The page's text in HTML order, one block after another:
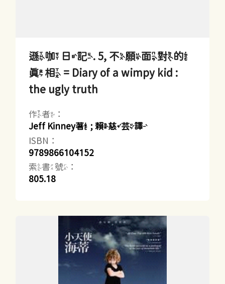
遜咖日記. 5, 不願面對的
真相 = Diary of a wimpy kid :
the ugly truth
作者：
Jeff Kinney著 ; 賴慈芸譯
ISBN：
9789866104152
索書號：
805.18